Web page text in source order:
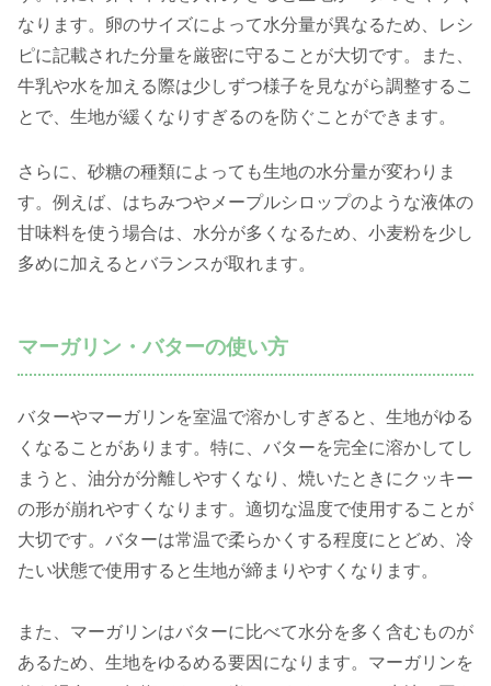
なります。卵のサイズによって水分量が異なるため、レシ
ピに記載された分量を厳密に守ることが大切です。また、
牛乳や水を加える際は少しずつ様子を見ながら調整するこ
とで、生地が緩くなりすぎるのを防ぐことができます。
さらに、砂糖の種類によっても生地の水分量が変わりま
す。例えば、はちみつやメープルシロップのような液体の
甘味料を使う場合は、水分が多くなるため、小麦粉を少し
多めに加えるとバランスが取れます。
マーガリン・バターの使い方
バターやマーガリンを室温で溶かしすぎると、生地がゆる
くなることがあります。特に、バターを完全に溶かしてし
まうと、油分が分離しやすくなり、焼いたときにクッキー
の形が崩れやすくなります。適切な温度で使用することが
大切です。バターは常温で柔らかくする程度にとどめ、冷
たい状態で使用すると生地が締まりやすくなります。
また、マーガリンはバターに比べて水分を多く含むものが
あるため、生地をゆるめる要因になります。マーガリンを